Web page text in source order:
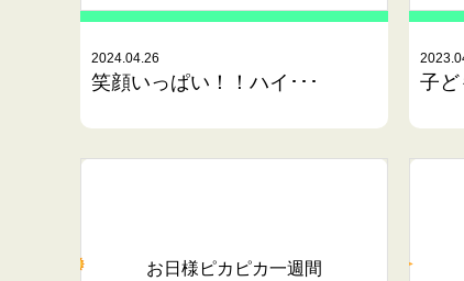
2024.04.26
笑顔いっぱい！！ハイ･･･ 子
お日様ピカピカ一週間